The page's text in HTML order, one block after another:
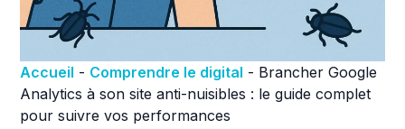
Accueil - Comprendre le digital - Brancher Google
Analytics à son site anti-nuisibles : le guide complet
pour suivre vos performances